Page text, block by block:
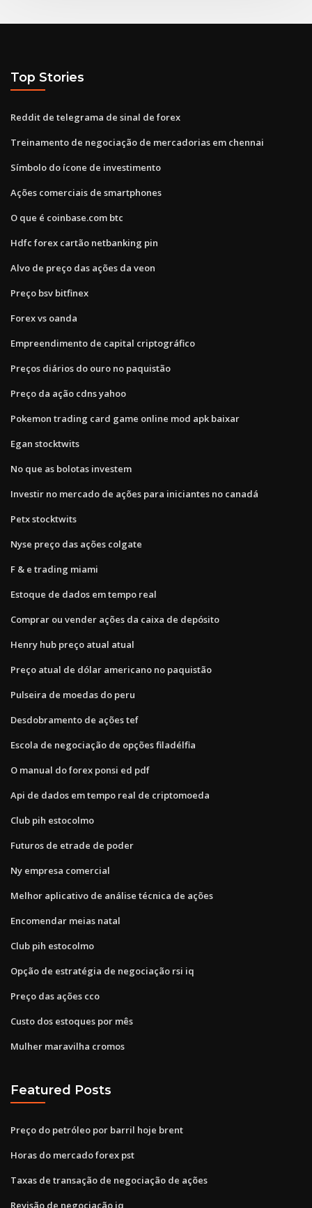
Top Stories
Reddit de telegrama de sinal de forex
Treinamento de negociação de mercadorias em chennai
Símbolo do ícone de investimento
Ações comerciais de smartphones
O que é coinbase.com btc
Hdfc forex cartão netbanking pin
Alvo de preço das ações da veon
Preço bsv bitfinex
Forex vs oanda
Empreendimento de capital criptográfico
Preços diários do ouro no paquistão
Preço da ação cdns yahoo
Pokemon trading card game online mod apk baixar
Egan stocktwits
No que as bolotas investem
Investir no mercado de ações para iniciantes no canadá
Petx stocktwits
Nyse preço das ações colgate
F & e trading miami
Estoque de dados em tempo real
Comprar ou vender ações da caixa de depósito
Henry hub preço atual atual
Preço atual de dólar americano no paquistão
Pulseira de moedas do peru
Desdobramento de ações tef
Escola de negociação de opções filadélfia
O manual do forex ponsi ed pdf
Api de dados em tempo real de criptomoeda
Club pih estocolmo
Futuros de etrade de poder
Ny empresa comercial
Melhor aplicativo de análise técnica de ações
Encomendar meias natal
Club pih estocolmo
Opção de estratégia de negociação rsi iq
Preço das ações cco
Custo dos estoques por mês
Mulher maravilha cromos
Featured Posts
Preço do petróleo por barril hoje brent
Horas do mercado forex pst
Taxas de transação de negociação de ações
Revisão de negociação iq